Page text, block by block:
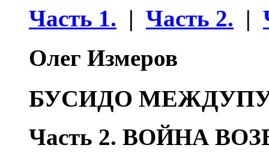
Часть 1. | Часть 2. |
Олег Измеров
БУСИДО
Часть 2. ВОЙНА